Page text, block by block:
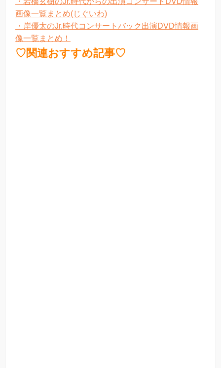
画像一覧まとめ(じぐいわ)
・岸優太のJr.時代コンサートバック出演DVD情報画
像一覧まとめ！
♡関連おすすめ記事♡